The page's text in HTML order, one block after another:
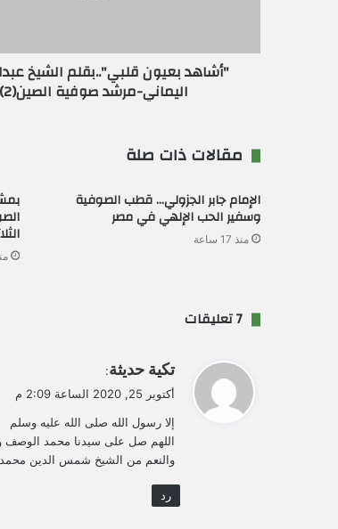
"أشاهد بعيون قلبي"..بقلم الشيخ
اليماني-مرشد صوفية الصين(2)
مقالات ذات صلة
الإمام جابر الجزولي… قطب الصوفية
وسفير الحب الإلهي في مصر
منذ 17 ساعة
منذ
‫7 تعليقات
ي
ق
ل
تكية حديثة:
أكتوبر 25, 2020 الساعة 2:09 م
إلا رسول الله صلى الله عليه وسلم
اللهم صل على سيدنا محمد الوصف
والنعم من الشيخ شمس الدين محمد
رد